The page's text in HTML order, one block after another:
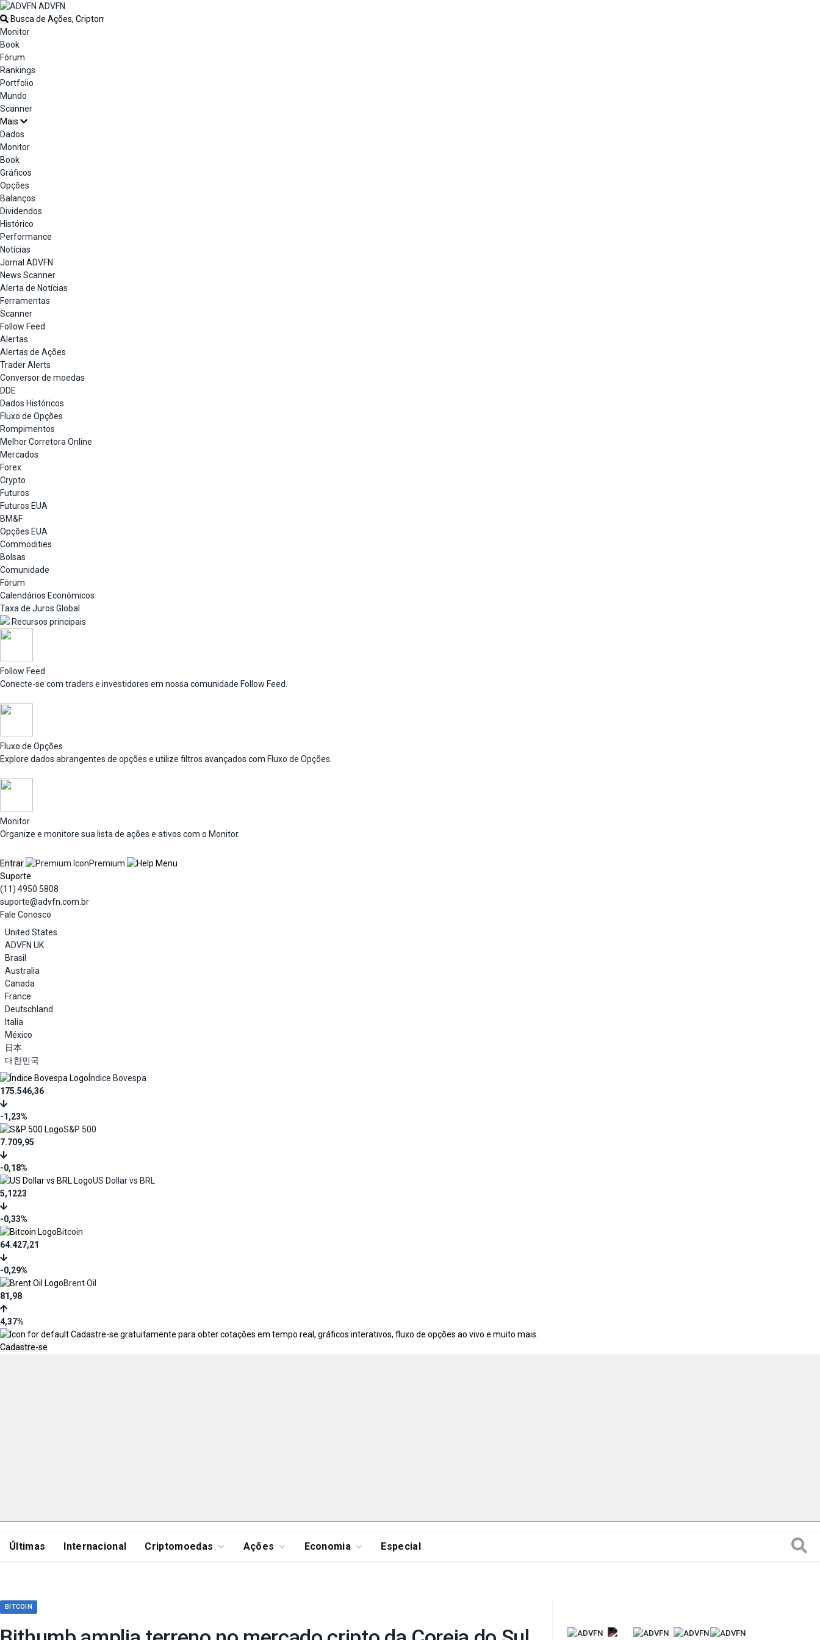
ADVFN
Monitor
Book
Fórum
Rankings
Portfolio
Mundo
Scanner
Mais
Dados
Monitor
Book
Gráficos
Opções
Balanços
Dividendos
Histórico
Performance
Notícias
Jornal ADVFN
News Scanner
Alerta de Notícias
Ferramentas
Scanner
Follow Feed
Alertas
Alertas de Ações
Trader Alerts
Conversor de moedas
DDE
Dados Históricos
Fluxo de Opções
Rompimentos
Melhor Corretora Online
Mercados
Forex
Crypto
Futuros
Futuros EUA
BM&F
Opções EUA
Commodities
Bolsas
Comunidade
Fórum
Calendários Econômicos
Taxa de Juros Global
Recursos principais
Follow Feed
Conecte-se com traders e investidores em nossa comunidade Follow Feed.
Fluxo de Opções
Explore dados abrangentes de opções e utilize filtros avançados com Fluxo de Opções.
Monitor
Organize e monitore sua lista de ações e ativos com o Monitor.
Entrar
Premium
Suporte
(11) 4950 5808
suporte@advfn.com.br
Fale Conosco
United States
ADVFN UK
Brasil
Australia
Canada
France
Deutschland
Italia
México
日本
대한민국
Índice Bovespa
175.546,36
-1,23%
S&P 500
7.709,95
-0,18%
US Dollar vs BRL
5,1223
-0,33%
Bitcoin
64.427,21
-0,29%
Brent Oil
81,98
4,37%
Cadastre-se gratuitamente para obter cotações em tempo real, gráficos interativos, fluxo de opções ao vivo e muito mais.
Cadastre-se
Últimas Internacional Criptomoedas Ações Economia Especial
BITCOIN